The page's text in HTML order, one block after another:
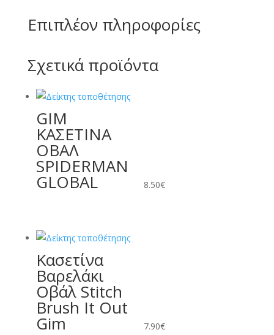
Επιπλέον πληροφορίες
Σχετικά προϊόντα
GIM
ΚΑΣΕΤΙΝΑ
ΟΒΑΛ
SPIDERMAN
GLOBAL 8.50€
Κασετίνα
Βαρελάκι
Οβάλ Stitch
Brush It Out
Gim 7.90€